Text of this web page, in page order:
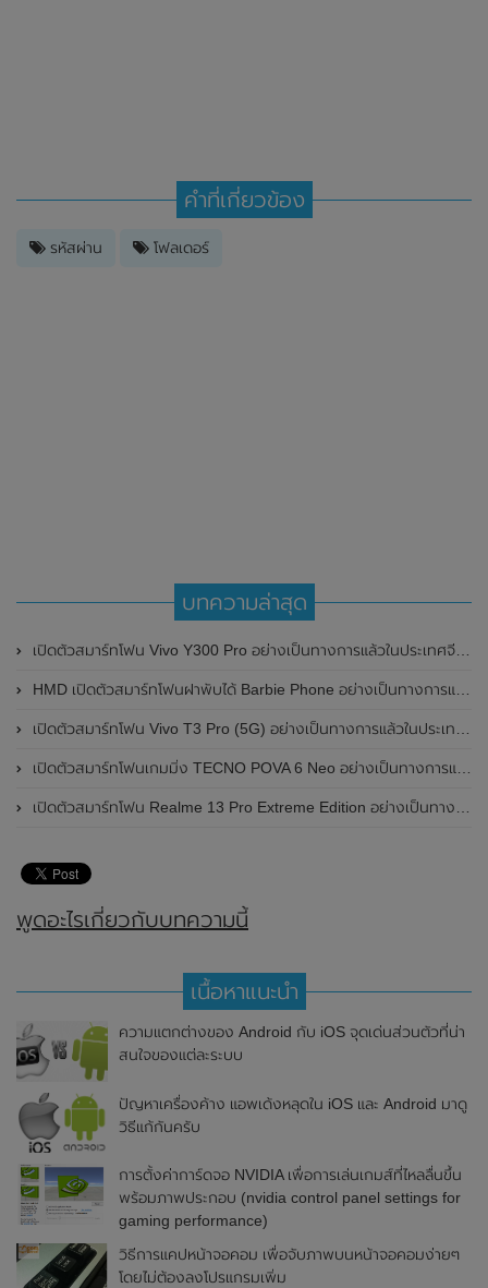
คำที่เกี่ยวข้อง
รหัสผ่าน โฟลเดอร์
บทความล่าสุด
เปิดตัวสมาร์ทโฟน Vivo Y300 Pro อย่างเป็นทางการแล้วในประเทศจีน มาพร้อมดีไซน์พรีเมี่ยม ทนทาน และแบตเตอรี่สุดอึดขนาดใหญ่ 6,500mAh พร้อมรองรับการชาร์จไว 80W
HMD เปิดตัวสมาร์ทโฟนฝาพับได้ Barbie Phone อย่างเป็นทางการแล้ว มาพร้อมธีมสีชมพูสดใส
เปิดตัวสมาร์ทโฟน Vivo T3 Pro (5G) อย่างเป็นทางการแล้วในประเทศอินเดีย
เปิดตัวสมาร์ทโฟนเกมมิ่ง TECNO POVA 6 Neo อย่างเป็นทางการแล้วในประเทศไทย ในราคา 8,499 บาท
เปิดตัวสมาร์ทโฟน Realme 13 Pro Extreme Edition อย่างเป็นทางการแล้วในประเทศจีน
พูดอะไรเกี่ยวกับบทความนี้
เนื้อหาแนะนำ
ความแตกต่างของ Android กับ iOS จุดเด่นส่วนตัวที่น่า
สนใจของแต่ละระบบ
ปัญหาเครื่องค้าง แอพเด้งหลุดใน iOS และ Android มาดู
วิธีแก้กันครับ
การตั้งค่าการ์ดจอ NVIDIA เพื่อการเล่นเกมส์ที่ไหลลื่นขึ้น
พร้อมภาพประกอบ (nvidia control panel settings for
gaming performance)
วิธีการแคปหน้าจอคอม เพื่อจับภาพบนหน้าจอคอมง่ายๆ
โดยไม่ต้องลงโปรแกรมเพิ่ม